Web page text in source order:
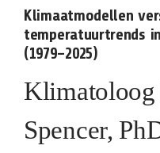
Publicaties
Declaration
Over ons
Webshop
Klimaatmodellen
temperatuurtrends
(1979–2025)
Klimatoloog
Spencer,